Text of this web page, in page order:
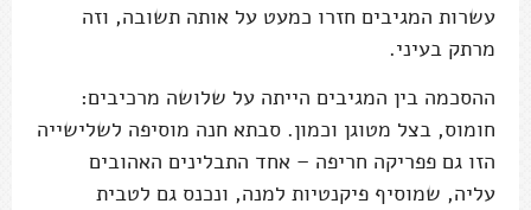
עשרות המגיבים חזרו כמעט על אותה תשובה, וזה
מרתק בעיני.
ההסכמה בין המגיבים הייתה על שלושה מרכיבים:
חומוס, בצל מטוגן וכמון. סבתא חנה מוסיפה לשלישייה
הזו גם פפריקה חריפה – אחד התבלינים האהובים
עליה, שמוסיף פיקנטיות למנה, ונכנס גם לטבית